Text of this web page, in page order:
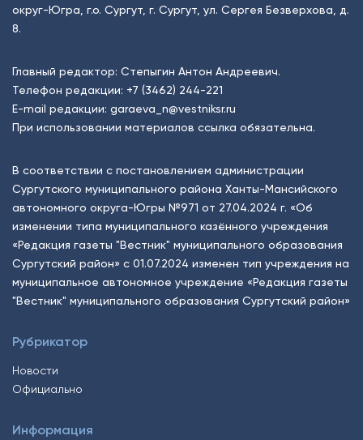
округ-Югра, г.о. Сургут, г. Сургут, ул. Сергея Безверхова, д.
8.
Главный редактор: Степыгин Антон Андреевич.
Телефон редакции: +7 (3462) 244-221
E-mail редакции: garaeva_n@vestniksr.ru
При использовании материалов ссылка обязательна.
В соответствии с постановлением администрации
Сургутского муниципального района Ханты-Мансийского
автономного округа-Югры №971 от 27.04.2024 г. «Об
изменении типа муниципального казённого учреждения
«Редакция газеты "Вестник" муниципального образования
Сургутский район» с 01.07.2024 изменен тип учреждения на
муниципальное автономное учреждение «Редакция газеты
"Вестник" муниципального образования Сургутский район»
Рубрикатор
Новости
Официально
Информация